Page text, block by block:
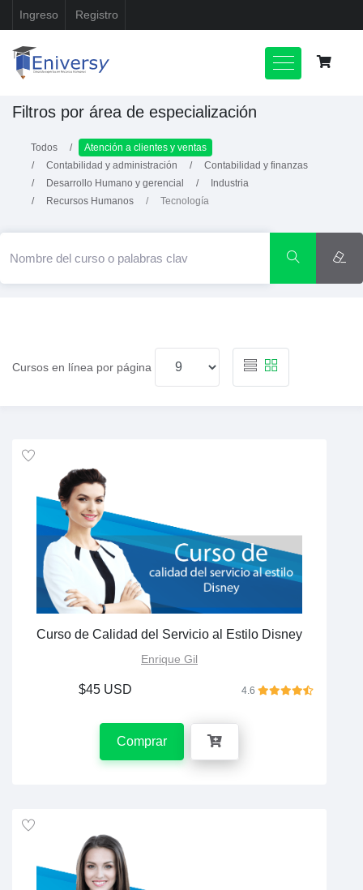
Ingreso Registro
Filtros por área de especialización
Todos
Atención a clientes y ventas
Contabilidad y administración
Contabilidad y finanzas
Desarrollo Humano y gerencial
Industria
Recursos Humanos
Tecnología
Cursos en línea por página
Curso de Calidad del Servicio al Estilo Disney
Enrique Gil
$45 USD 4.6
Comprar